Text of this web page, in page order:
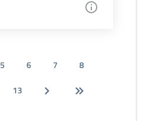
5 6 7
8
13